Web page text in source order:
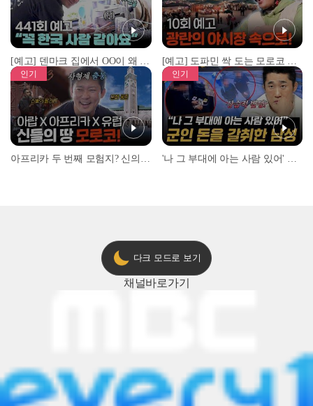
[예고] 덴마크 집에서 OO이 왜 나와...? 이상할 정도로 한국을 사랑하는 우리 형을 제보합니다! [예고] 도파민 싹 도는 모로코 야시장 투어!
인기 인기
다크 모드로 보기
채널바로가기